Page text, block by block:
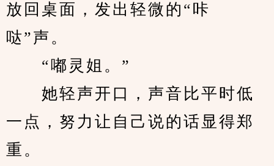
放回桌面，发出轻微的“咔
哒”声。
“嘟灵姐。”
她轻声开口，声音比平时低
一点，努力让自己说的话显得郑
重。